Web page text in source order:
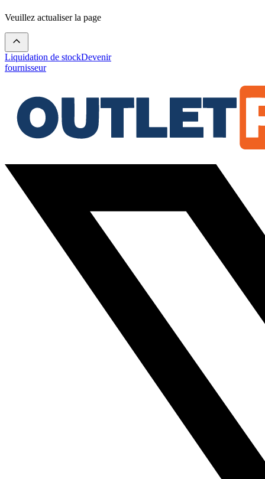
Veuillez actualiser la page
Liquidation de stockDevenir
fournisseur